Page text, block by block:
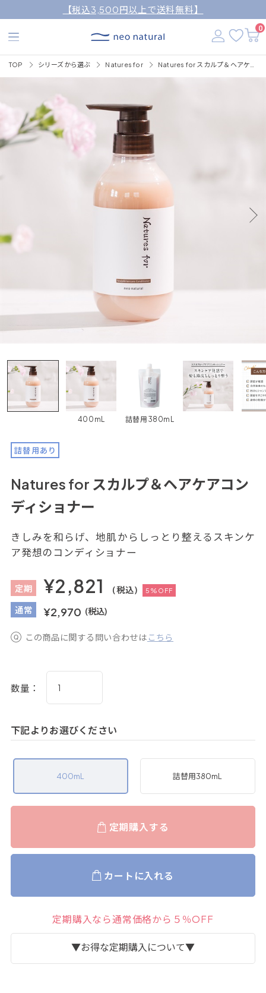
【税込3,500円以上で送料無料】
0
TOP シリーズから選ぶ Natures for
400mL 詰替用380mL
詰替用あり
Natures for スカルプ＆ヘアケアコン
ディショナー
きしみを和らげ、地肌からしっとり整えるスキンケ
ア発想のコンディショナー
定期 ¥2,821 (税込) 5%OFF
通常 ¥2,970 (税込)
この商品に関する問い合わせは こちら
数量：
下記よりお選びください
400mL 詰替用380mL
定期購入する
カートに入れる
定期購入なら通常価格から５％OFF
▼お得な定期購入について▼